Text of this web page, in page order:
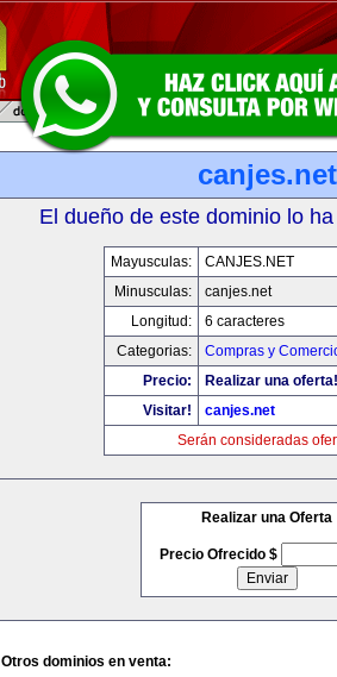
canjes.net
El dueño de este dominio lo
Mayusculas:
CANJES.NET
Minusculas:
canjes.net
Longitud:
6 caracteres
Categorias:
Compras y
Precio:
Realizar una oferta!
Visitar!
canjes.net
Serán consideradas
Realizar una Oferta
Precio Ofrecido $
Otros dominios en venta: